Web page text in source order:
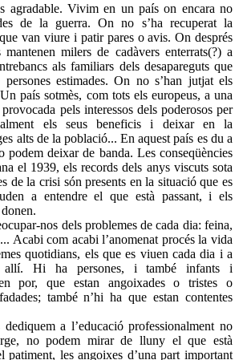
agradable. Vivim en un país on encara no
de la guerra. On no s’ha recuperat la
van viure i patir pares o avis. On després
milers de cadàvers enterrats(?) a
als familiars dels desapareguts que
persones estimades. On no s’han jutjat els
país sotmès, com tots els europeus, a una
pels interessos dels poderosos per
els seus beneficis i deixar en la
alts de la població... En aquest país es du a
podem deixar de banda. Les conseqüències
el 1939, els records dels anys viscuts sota
de la crisi són presents en la situació que es
a entendre el que està passant, i els
nos dels problemes de cada dia: feina,
Acabi com acabi l’anomenat procés la vida
quotidians, els que es viuen cada dia i a
allí. Hi ha persones, i també infants i
por, que estan angoixades o tristes o
també n’hi ha que estan contentes
a l’educació professionalment no
no podem mirar de lluny el que està
patiment, les angoixes d’una part important